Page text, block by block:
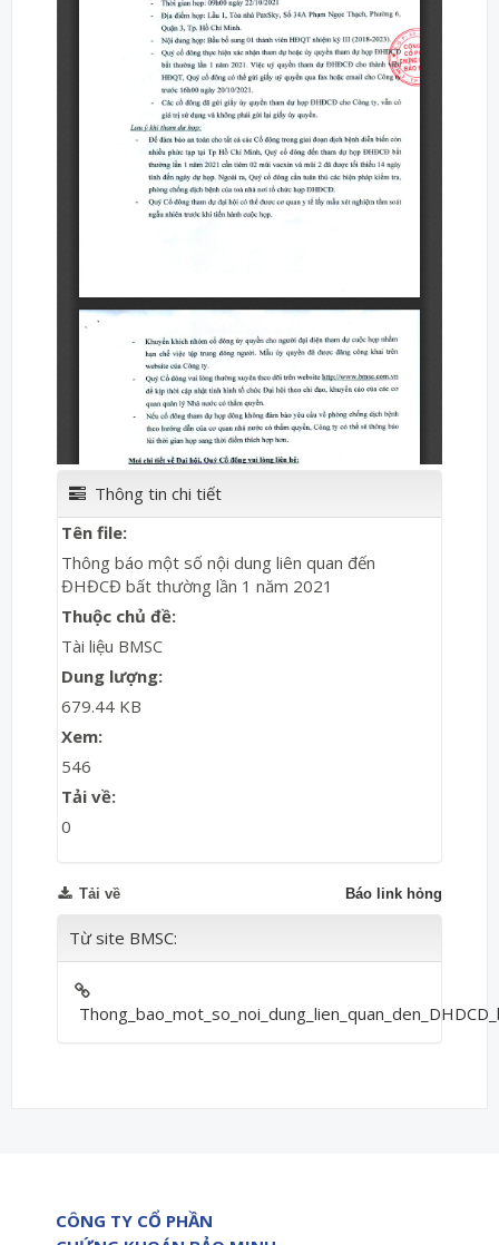
Thông tin chi tiết
Tên file:
Thông báo một số nội dung liên quan đến
ĐHĐCĐ bất thường lần 1 năm 2021
Thuộc chủ đề:
Tài liệu BMSC
Dung lượng:
679.44 KB
Xem:
546
Tải về:
0
Báo link hỏng
Tải về
Từ site BMSC:
CÔNG TY CỔ PHẦN